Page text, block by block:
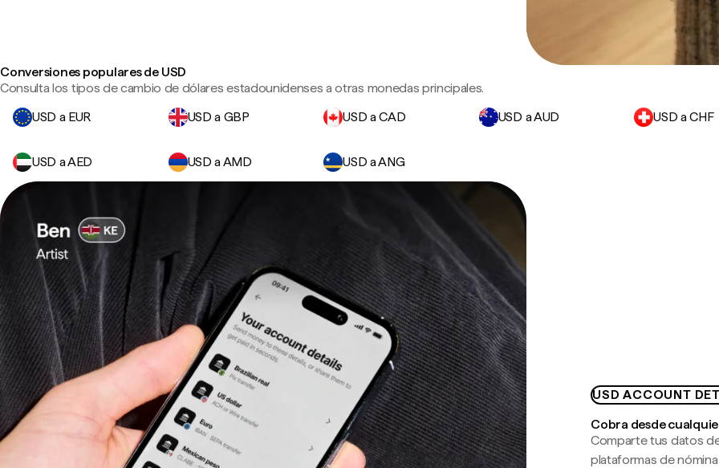
Conversiones populares de USD
Consulta los tipos de cambio de dólares estadounidenses a otras monedas principales.
USD a EUR
USD a GBP USD a CAD USD a AUD USD a CHF
USD a AED USD a AMD USD a ANG
USD ACCOUNT
Cobra desde
Comparte tus datos
plataformas de